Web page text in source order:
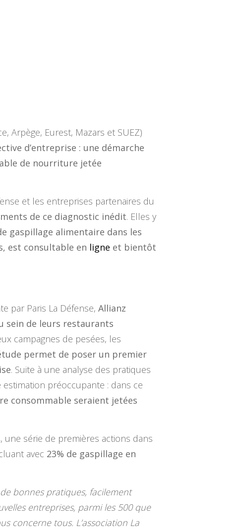
Arpège, Eurest, Mazars et SUEZ)
d’entreprise : une démarche
de nourriture jetée
et les entreprises partenaires du
de ce diagnostic inédit. Elles y
gaspillage alimentaire dans les
est consultable en ligne et bientôt
par Paris La Défense,Allianz
sein de leurs restaurants
campagnes de pesées, les
permet de poser un premier
. Suite à une analyse des pratiques
préoccupante : dans ce
consommable seraient jetées
série de premières actions dans
avec 23% de gaspillage en
bonnes pratiques, facilement
entreprises, parmi les 500 que
concerne tous. L’association La